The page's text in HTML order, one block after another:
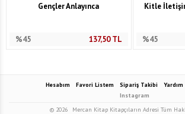
Gençler Anlayınca
%45 137,50TL
Kitle
%45
Hesabım Favori Listem Sipariş Takibi Yardım
Instagram
© 2026
Mercan Kitap Kitapçıların Adresi Tüm